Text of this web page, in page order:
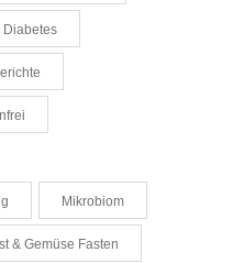
Diabetes
Mikrobiom
& Gemüse Fasten